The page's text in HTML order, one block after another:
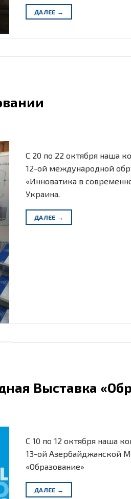
ДАЛЕЕ →
C 20 по 22 октября наша
12-ой международной
«Инноватика в
Украина.
ДАЛЕЕ →
Выставка
C 10 по 12 октября наша
13-ой Азербайджанской
«Образование»
ДАЛЕЕ →